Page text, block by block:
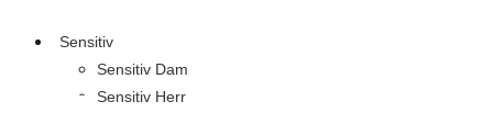
Sensitiv
Sensitiv Dam
Sensitiv Herr